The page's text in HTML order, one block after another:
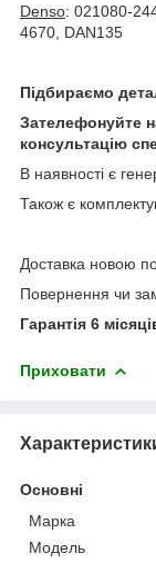
Denso: 021080-
4670, DAN135
Підбираємо
Зателефонуйте
консультацію
В наявності є
Також є
Доставка новою
Повернення чи
Гарантія 6
Приховати
Основні
Марка
Модель